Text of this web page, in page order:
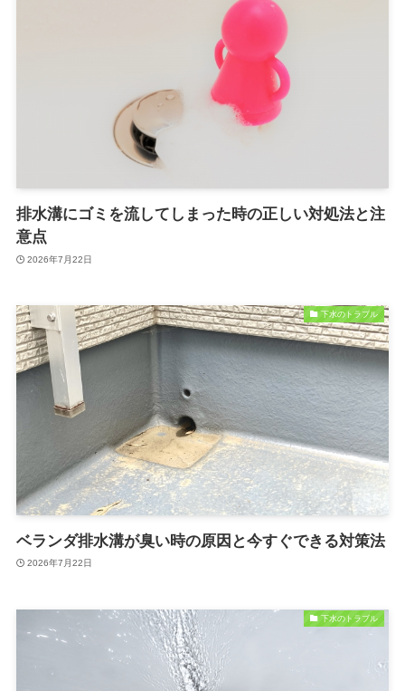
排水溝にゴミを流してしまった時の正しい対処法と注
意点
2026年7月22日
下水のトラブル
ベランダ排水溝が臭い時の原因と今すぐできる対策法
2026年7月22日
下水のトラブル